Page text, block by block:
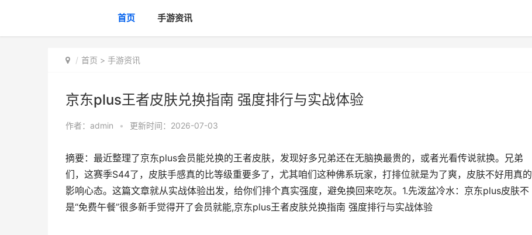
首页 手游资讯
首页 > 手游资讯
京东plus王者皮肤兑换指南 强度排行与实战体验
作者： admin • 更新时间：2026-07-03
摘要：最近整理了京东plus会员能兑换的王者皮肤，发现好多兄弟还在无脑换最贵的，或者光看传说就换。兄弟
们，这赛季S44了，皮肤手感真的比等级重要多了，尤其咱们这种佛系玩家，打排位就是为了爽，皮肤不好用真的
影响心态。这篇文章就从实战体验出发，给你们排个真实强度，避免换回来吃灰。1.先泼盆冷水：京东plus皮肤不
是“免费午餐”很多新手觉得开了会员就能,京东plus王者皮肤兑换指南 强度排行与实战体验